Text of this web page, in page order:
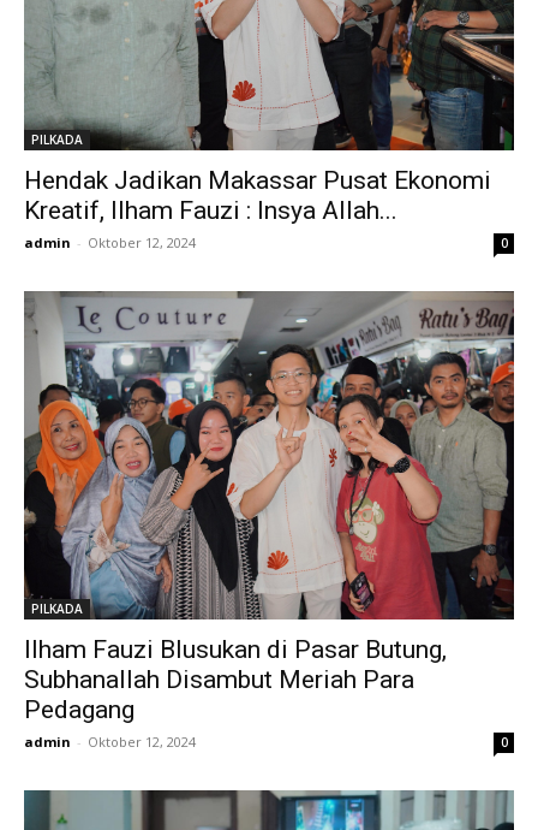
PILKADA
Hendak Jadikan Makassar Pusat Ekonomi
Kreatif, Ilham Fauzi : Insya Allah...
admin - Oktober 12, 2024 0
PILKADA
Ilham Fauzi Blusukan di Pasar Butung,
Subhanallah Disambut Meriah Para
Pedagang
admin - Oktober 12, 2024 0